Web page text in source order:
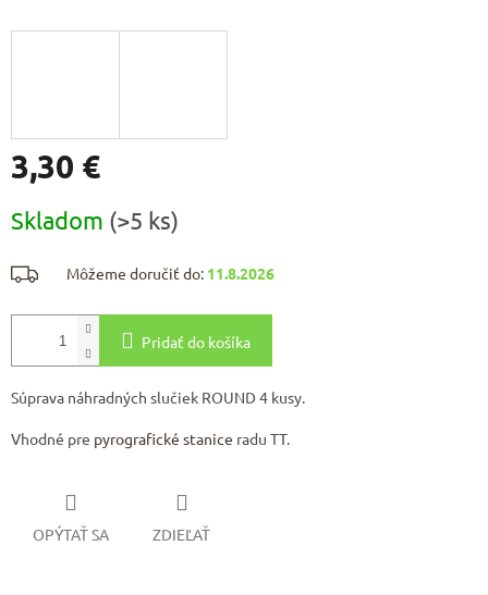
3,30 €
cena:
Skladom (>5 ks)
Môžeme doručiť do: 11.8.2026
Pridať do košíka
Súprava náhradných slučiek ROUND 4 kusy.
Vhodné pre pyrografické stanice radu TT.
OPÝTAŤ SA ZDIEĽAŤ